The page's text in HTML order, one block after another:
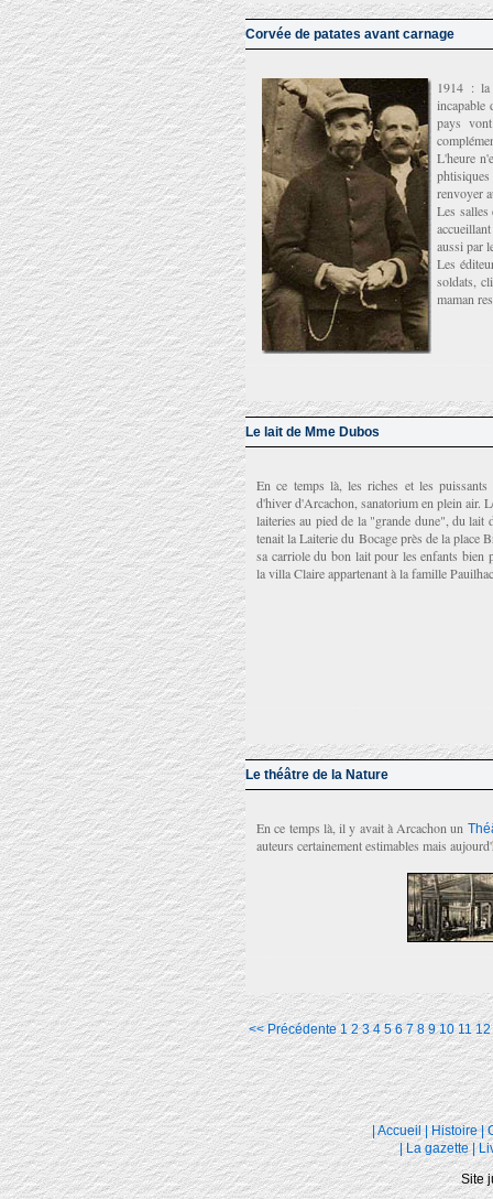
Corvée de patates avant carnage
1914 : la
incapable
pays
L'heure
renvoyer
Les
aussi par
Les
soldats,
maman
Le lait de Mme Dubos
En ce temps là, les riches et les
d'hiver d'Arcachon, sanatorium en plein air.
laiteries au pied de la "grande dune", du lait
tenait la Laiterie du Bocage près de la place
sa carriole du bon lait pour les enfants bien
la villa Claire appartenant à la famille
Le théâtre de la Nature
En ce temps là, il y avait à Arcachon un
auteurs certainement estimables mais
<< Précédente 1 2 3 4 5 6 7 8 9 10 11 12
|Accueil | Histoire |
|La gazette|
Site